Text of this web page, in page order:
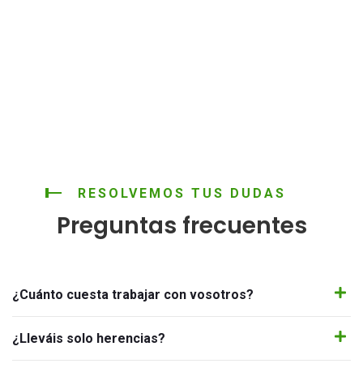
RESOLVEMOS TUS DUDAS
Preguntas frecuentes
¿Cuánto cuesta trabajar con vosotros?
¿Lleváis solo herencias?